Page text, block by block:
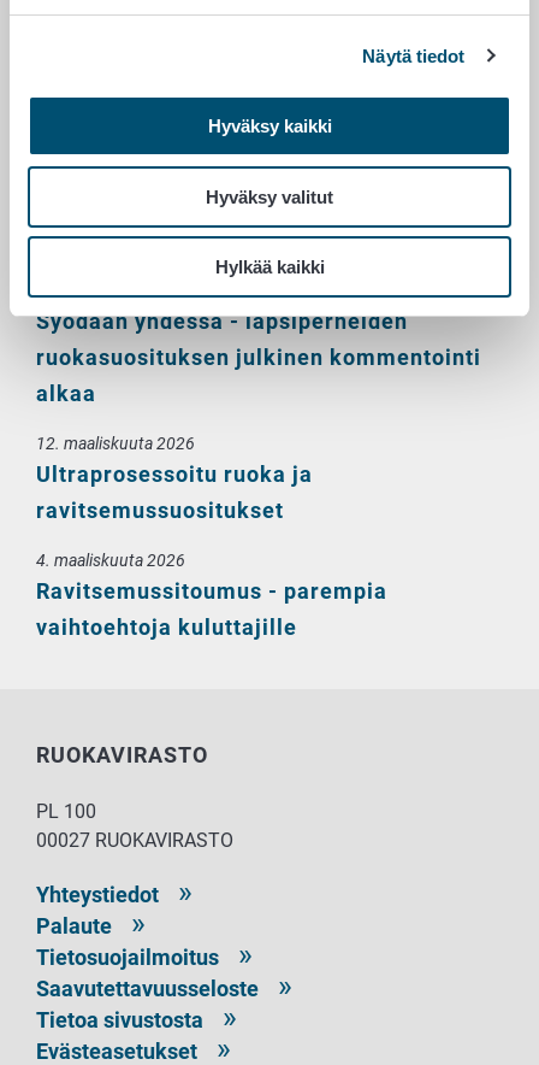
Näytä tiedot
Hyväksy kaikki
Hyväksy valitut
Hylkää kaikki
vähentämiseksi tarvitaan yhteisiä toimia
Valtion ravitsemusneuvottelukunta
julkaisi hallitusohjelmaehdotuksensa:
Terveyttä edistävä ravitsemus on
investointi terveyteen, toimintakykyyn,
tasa-arvoon ja kestävään talouteen
Syödään yhdessä - lapsiperheiden
ruokasuosituksen julkinen kommentointi
alkaa
12. maaliskuuta 2026
Ultraprosessoitu ruoka ja
ravitsemussuositukset
4. maaliskuuta 2026
Ravitsemussitoumus - parempia
vaihtoehtoja kuluttajille
RUOKAVIRASTO
PL 100
00027 RUOKAVIRASTO
Yhteystiedot
Palaute
Tietosuojailmoitus
Saavutettavuusseloste
Tietoa sivustosta
Evästeasetukset